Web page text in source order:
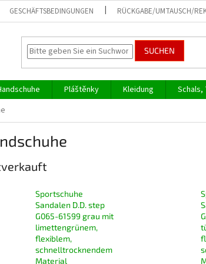
GESCHÄFTSBEDINGUNGEN RÜCKGABE/UMTAUSCH/
SUCHEN
Pláštěnky Kleidung Schals,
Sportschuhe
Sandalen D.D. step
G065-61599 grau mit
limettengrünem,
flexiblem,
schnelltrocknendem
Material